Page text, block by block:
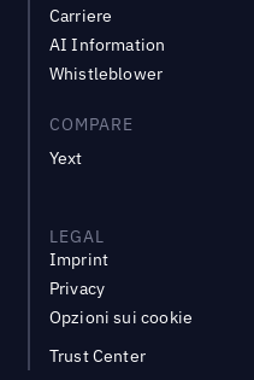
Carriere
AI Information
Whistleblower
COMPARE
Yext
LEGAL
Imprint
Privacy
Opzioni sui cookie
Trust Center